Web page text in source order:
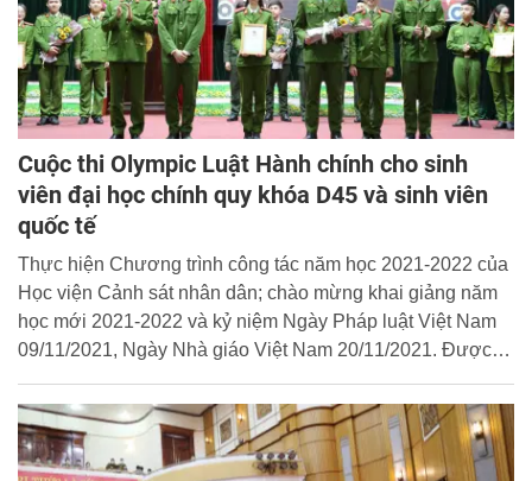
Cuộc thi Olympic Luật Hành chính cho sinh
viên đại học chính quy khóa D45 và sinh viên
quốc tế
Thực hiện Chương trình công tác năm học 2021-2022 của
Học viện Cảnh sát nhân dân; chào mừng khai giảng năm
học mới 2021-2022 và kỷ niệm Ngày Pháp luật Việt Nam
09/11/2021, Ngày Nhà giáo Việt Nam 20/11/2021. Được
09/11/2021, Khoa Luật đã tổ chức thành công cuộc thi
Olympic Luật Hành chính cho sinh viên đại học chính quy
khóa D45 và sinh viên quốc tế (Lào - Khóa 34, Campuchia